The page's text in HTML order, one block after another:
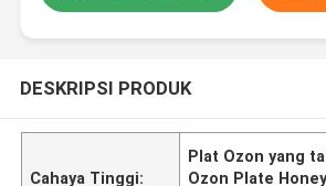
DESKRIPSI PRODUK
Cahaya Tinggi:
Plat Ozon yang
Ozon Plate